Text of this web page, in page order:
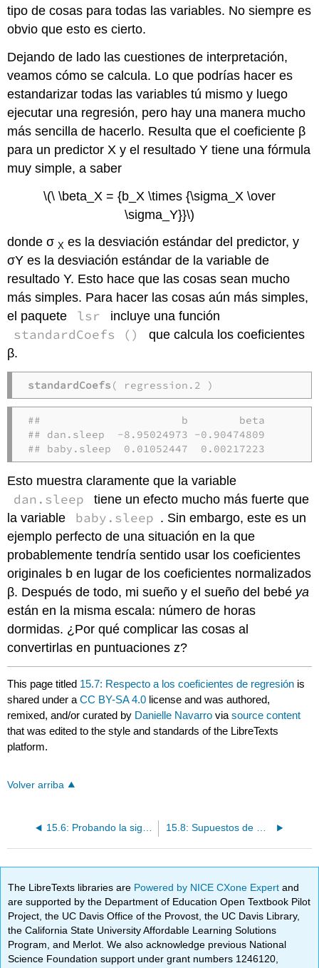
tipo de cosas para todas las variables. No siempre es
obvio que esto es cierto.
Dejando de lado las cuestiones de interpretación,
veamos cómo se calcula. Lo que podrías hacer es
estandarizar todas las variables tú mismo y luego
ejecutar una regresión, pero hay una manera mucho
más sencilla de hacerlo. Resulta que el coeficiente β
para un predictor X y el resultado Y tiene una fórmula
muy simple, a saber
\(\ \beta_X = {b_X \times {\sigma_X \over
\sigma_Y}}\)
donde σX es la desviación estándar del predictor, y
σY es la desviación estándar de la variable de
resultado Y. Esto hace que las cosas sean mucho
más simples. Para hacer las cosas aún más simples,
el paquete
lsr incluye una función
standardCoefs ()
que calcula los coeficientes
β.
standardCoefs ( regression.2 )
##                      b        beta
## dan.sleep  -8.95024973 -0.90474809
## baby.sleep  0.01052447  0.00217223
Esto muestra claramente que la variable
dan.sleep
tiene un efecto mucho más fuerte que
la variable
baby.sleep . Sin embargo, este es un
ejemplo perfecto de una situación en la que
probablemente tendría sentido usar los coeficientes
originales b en lugar de los coeficientes normalizados
β. Después de todo, mi sueño y el sueño del bebé ya
están en la misma escala: número de horas
dormidas. ¿Por qué complicar las cosas al
convertirlas en puntuaciones z?
This page titled 15.7: Respecto a los coeficientes de regresión is
shared under aCC BY-SA 4.0 license and was authored,
remixed, and/or curated by Danielle Navarro viasource content
that was edited to the style and standards of the LibreTexts
platform.
Volver arriba
15.6: Probando la significancia de una correlación 15.8: Supuestos de Regresión
The LibreTexts libraries are Powered by NICE CXone Expertand
are supported by the Department of Education Open Textbook Pilot
Project, the UC Davis Office of the Provost, the UC Davis Library,
the California State University Affordable Learning Solutions
Program, and Merlot. We also acknowledge previous National
Science Foundation support under grant numbers 1246120,